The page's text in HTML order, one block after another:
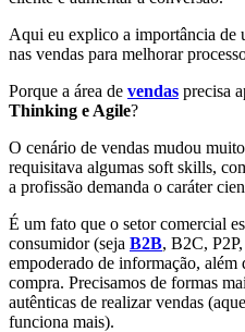
Aqui eu explico a importância
nas vendas para melhorar
Porque a área de vendas precisa
Thinking e Agile?
O cenário de vendas mudou
requisitava algumas soft skills,
a profissão demanda o caráter
É um fato que o setor comercial
consumidor (seja B2B, B2C,
empoderado de informação,
compra. Precisamos de formas
autênticas de realizar vendas
funciona mais).